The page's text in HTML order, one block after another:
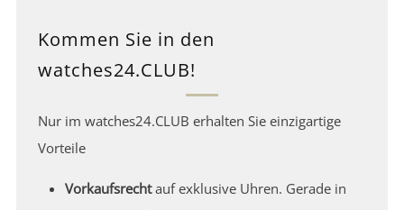
Kommen Sie in den
watches24.CLUB!
Nur im watches24.CLUB erhalten Sie einzigartige
Vorteile
Vorkaufsrechtauf exklusive Uhren. Gerade in